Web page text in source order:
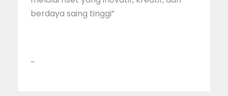
berdaya saing tinggi”
~